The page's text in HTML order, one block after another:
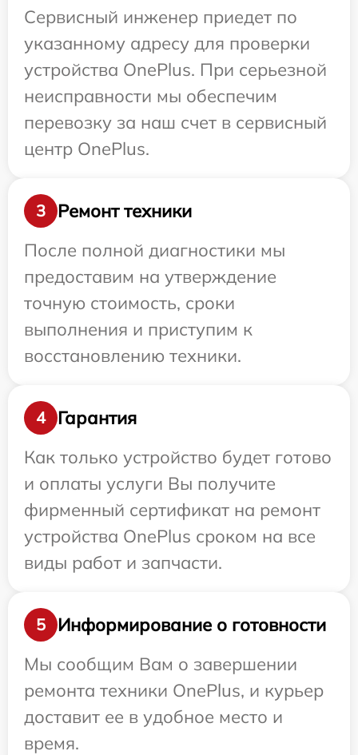
Сервисный инженер приедет по
указанному адресу для проверки
устройства OnePlus. При серьезной
неисправности мы обеспечим
перевозку за наш счет в сервисный
центр OnePlus.
3
Ремонт техники
После полной диагностики мы
предоставим на утверждение
точную стоимость, сроки
выполнения и приступим к
восстановлению техники.
4
Гарантия
Как только устройство будет готово
и оплаты услуги Вы получите
фирменный сертификат на ремонт
устройства OnePlus сроком на все
виды работ и запчасти.
5
Информирование о готовности
Мы сообщим Вам о завершении
ремонта техники OnePlus, и курьер
доставит ее в удобное место и
время.